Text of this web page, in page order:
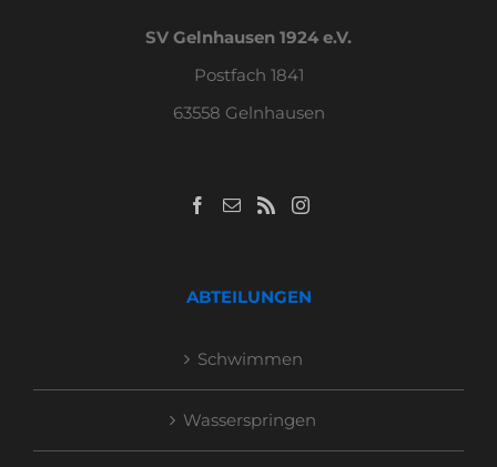
SV Gelnhausen 1924 e.V.
Postfach 1841
63558 Gelnhausen
ABTEILUNGEN
Schwimmen
Wasserspringen